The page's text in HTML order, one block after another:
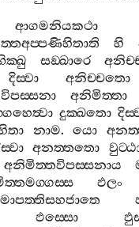
ආගමනියකථා
හි
සඞ‍්ඛාරෙ
දිස‍්වා අනිච‍්චතො
අනිමිත‍්තා
දුක‍්ඛතො
නාම.යො
අනත‍්තතො
අනිමිත‍්තවිපස‍්සනාය
ඵලං
ඵස‍්සො